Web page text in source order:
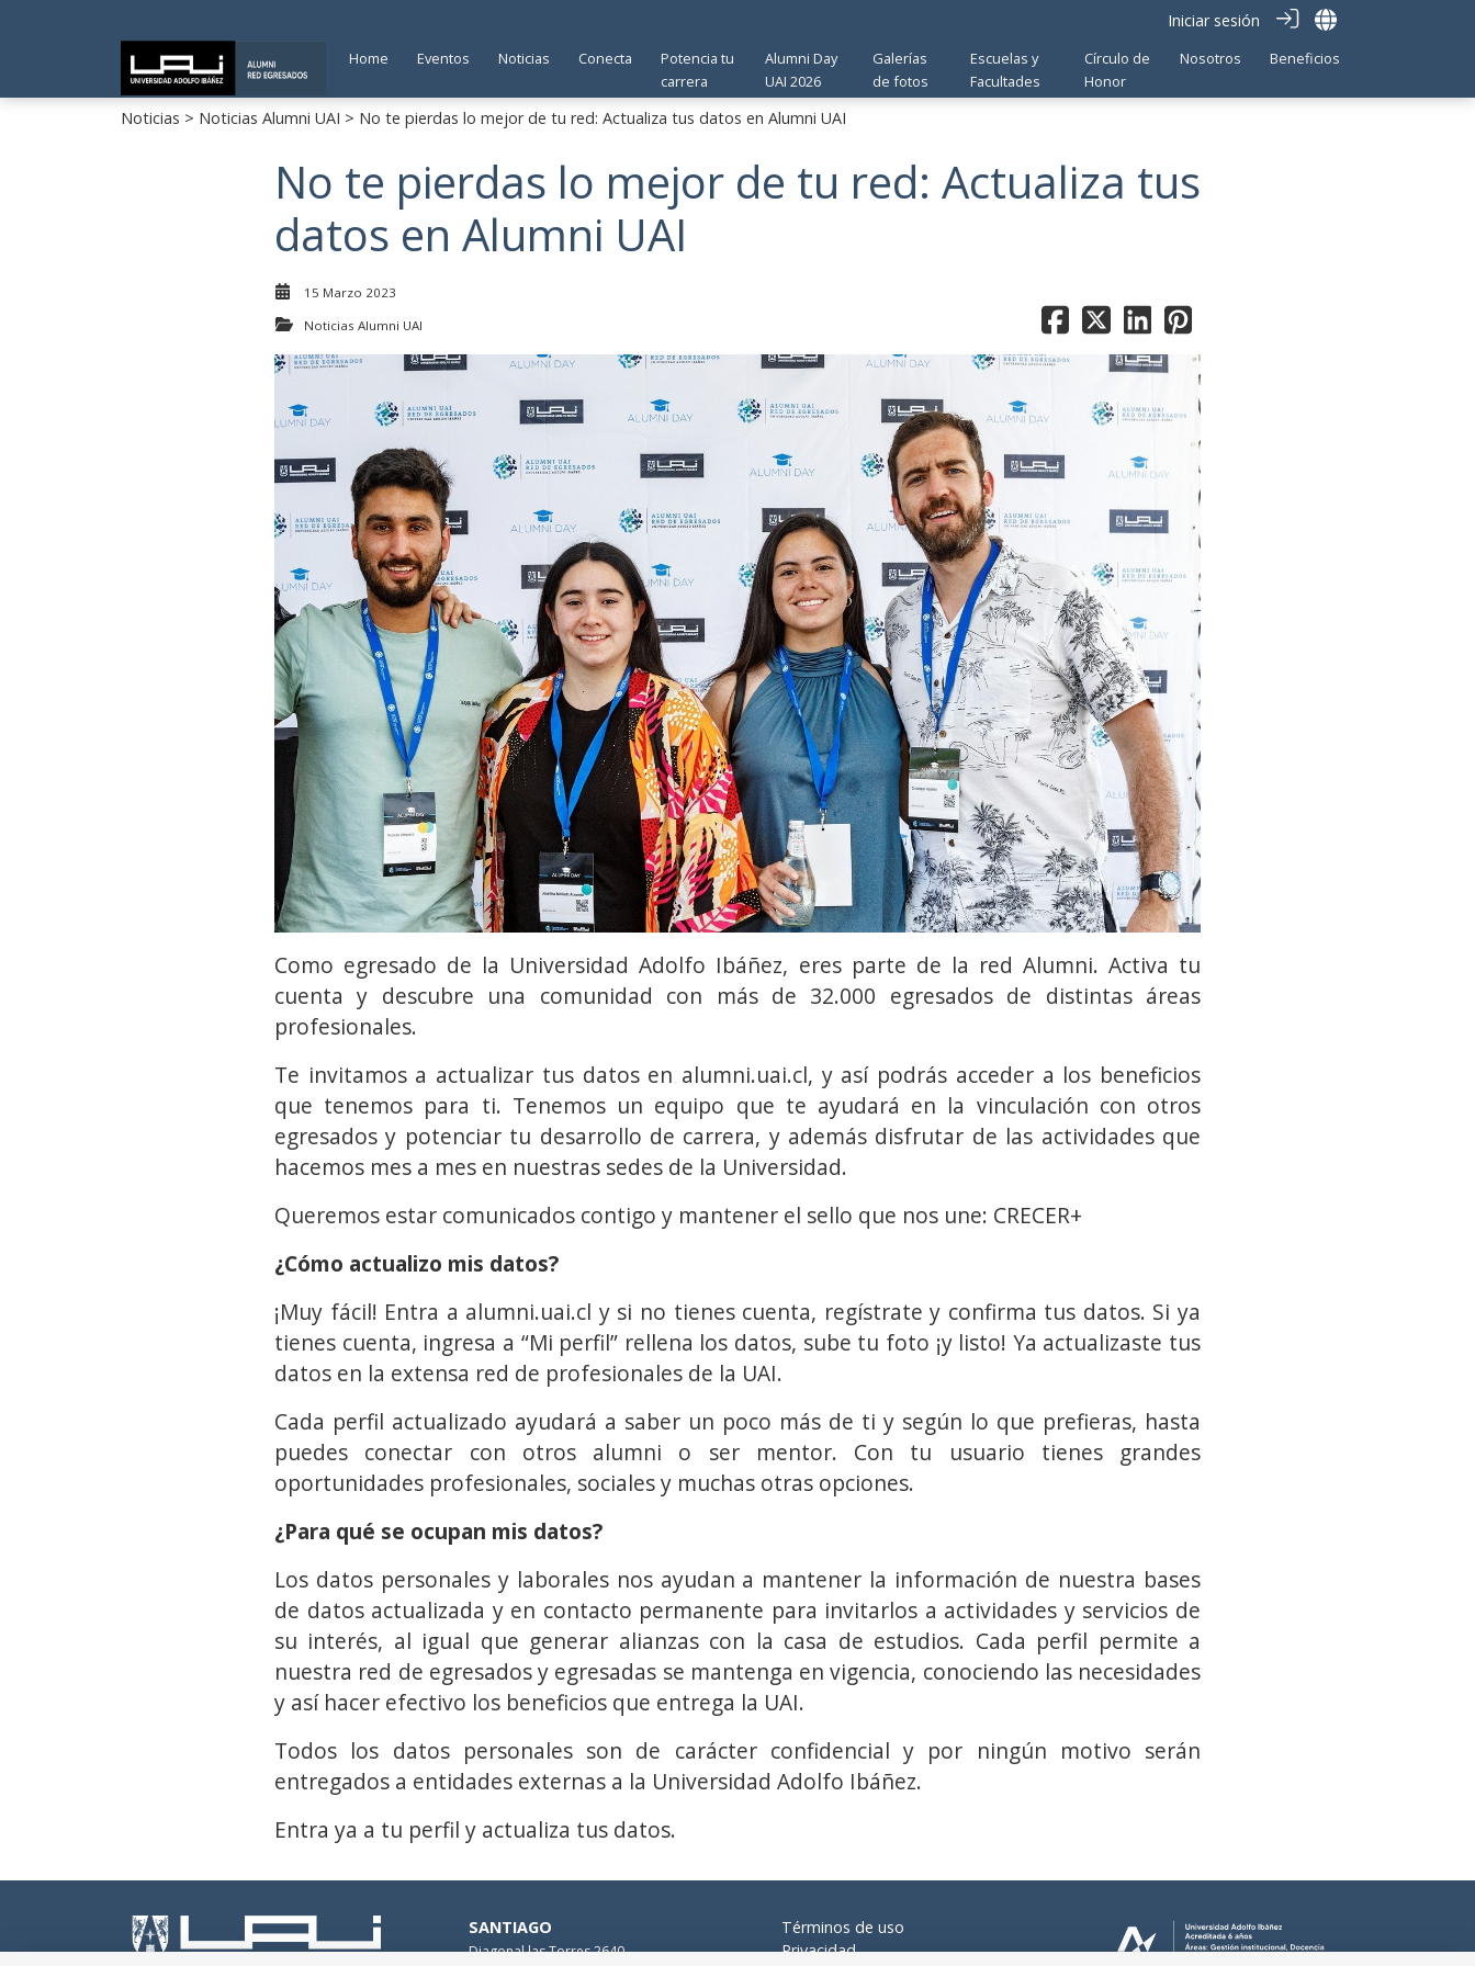
Iniciar sesión
Home Eventos Noticias Conecta
Potencia tu
carrera
Alumni Day
UAI 2026
Galerías
de fotos
Escuelas y
Facultades
Círculo de
Honor
Nosotros Beneficios
Noticias > Noticias Alumni UAI > No te pierdas lo mejor de tu red: Actualiza tus datos en Alumni UAI
No te pierdas lo mejor de tu red: Actualiza tus
datos en Alumni UAI
15 Marzo 2023
Noticias Alumni UAI
Como egresado de la Universidad Adolfo Ibáñez, eres parte de la red Alumni. Activa tu
cuenta y descubre una comunidad con más de 32.000 egresados de distintas áreas
profesionales.
Te invitamos a actualizar tus datos en alumni.uai.cl, y así podrás acceder a los beneficios
que tenemos para ti. Tenemos un equipo que te ayudará en la vinculación con otros
egresados y potenciar tu desarrollo de carrera, y además disfrutar de las actividades que
hacemos mes a mes en nuestras sedes de la Universidad.
Queremos estar comunicados contigo y mantener el sello que nos une: CRECER+
¿Cómo actualizo mis datos?
¡Muy fácil! Entra a alumni.uai.cl y si no tienes cuenta, regístrate y confirma tus datos. Si ya
tienes cuenta, ingresa a “Mi perfil” rellena los datos, sube tu foto ¡y listo! Ya actualizaste tus
datos en la extensa red de profesionales de la UAI.
Cada perfil actualizado ayudará a saber un poco más de ti y según lo que prefieras, hasta
puedes conectar con otros alumni o ser mentor. Con tu usuario tienes grandes
oportunidades profesionales, sociales y muchas otras opciones.
¿Para qué se ocupan mis datos?
Los datos personales y laborales nos ayudan a mantener la información de nuestra bases
de datos actualizada y en contacto permanente para invitarlos a actividades y servicios de
su interés, al igual que generar alianzas con la casa de estudios. Cada perfil permite a
nuestra red de egresados y egresadas se mantenga en vigencia, conociendo las necesidades
y así hacer efectivo los beneficios que entrega la UAI.
Todos los datos personales son de carácter confidencial y por ningún motivo serán
entregados a entidades externas a la Universidad Adolfo Ibáñez.
Entra ya a tu perfil y actualiza tus datos.
SANTIAGO
Diagonal las Torres 2640,
Términos de uso
Privacidad